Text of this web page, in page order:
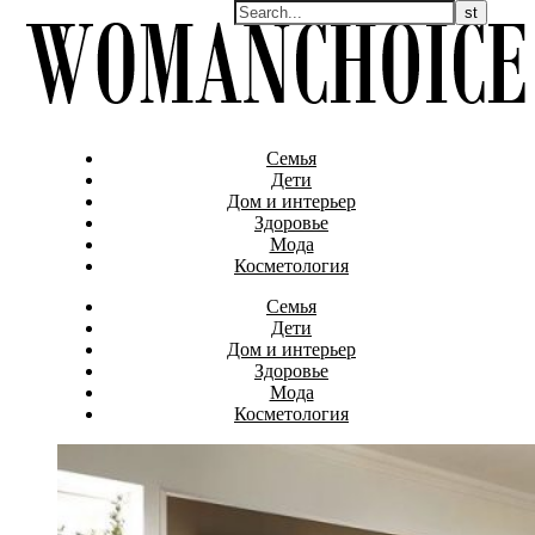
Семья
Дети
Дом и интерьер
Здоровье
Мода
Косметология
Семья
Дети
Дом и интерьер
Здоровье
Мода
Косметология